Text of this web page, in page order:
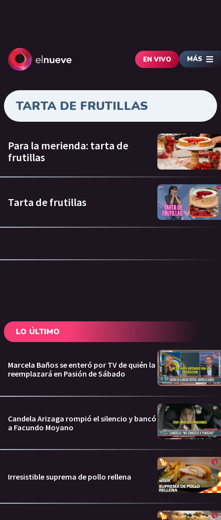
EN VIVO MÁS
TARTA DE FRUTILLAS
Para la merienda: tarta de
frutillas
Tarta de frutillas
LO ÚLTIMO
Marcela Baños se enteró por TV de quién la
reemplazará en Pasión de Sábado
Candela Arizaga rompió el silencio y bancó
a Facundo Moyano
Irresistible suprema de pollo rellena